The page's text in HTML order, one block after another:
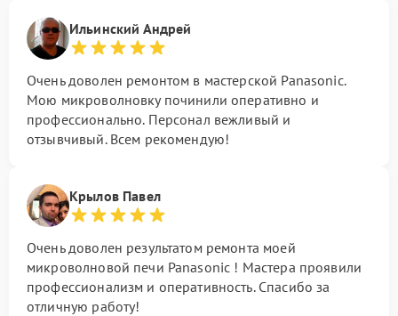
Ильинский Андрей
Очень доволен ремонтом в мастерской Panasonic.
Мою микроволновку починили оперативно и
профессионально. Персонал вежливый и
отзывчивый. Всем рекомендую!
Крылов Павел
Очень доволен результатом ремонта моей
микроволновой печи Panasonic ! Мастера проявили
профессионализм и оперативность. Спасибо за
отличную работу!